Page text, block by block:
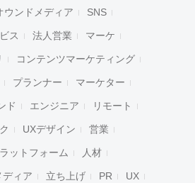
ウンドメディア SNS
ス 法人営業 マーケ
コンテンツマーケティング
プランナー マーケター
ド エンジニア リモート
UXデザイン 営業
ットフォーム 人材
ディア 立ち上げ PR UX